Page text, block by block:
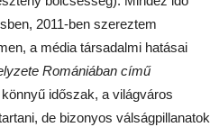
2011-ben szereztem
a média társadalmi hatásai
Romániában című
időszak, a világváros
de bizonyos válságpillanatok